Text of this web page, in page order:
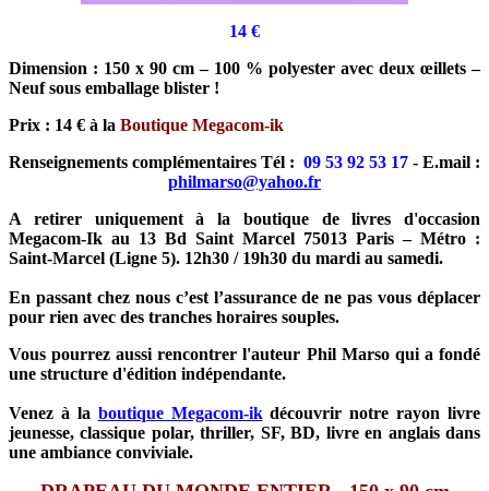
14 €
Dimension : 150 x 90 cm – 100 % polyester avec deux œillets –
Neuf sous emballage blister !
Prix : 14 € à la Boutique Megacom-ik
Renseignements complémentaires Tél : 09 53 92 53 17 - E.mail :
philmarso@yahoo.fr
A retirer uniquement à la boutique de livres d'occasion
Megacom-Ik au 13 Bd Saint Marcel 75013 Paris – Métro :
Saint-Marcel (Ligne 5). 12h30 / 19h30 du mardi au samedi.
En passant chez nous c’est l’assurance de ne pas vous déplacer
pour rien avec des tranches horaires souples.
Vous pourrez aussi rencontrer l'auteur Phil Marso qui a fondé
une structure d'édition indépendante.
Venez à la boutique Megacom-ikdécouvrir notre rayon livre
jeunesse, classique polar, thriller, SF, BD, livre en anglais dans
une ambiance conviviale.